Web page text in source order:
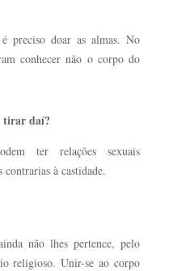
preciso doar as almas. No
conhecer não o corpo do
tirar daí?
ter relações sexuais
à castidade.
não lhes pertence, pelo
religioso. Unir-se ao corpo